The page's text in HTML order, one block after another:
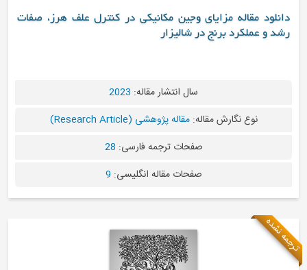
مزایای وجین مکانیکی در کنترل علف هرز، صفات
برنج در شالیزار
سال انتشار مقاله:2023
مقاله:مقاله پژوهشی (Research Article)
صفحات ترجمه فارسی:28
صفحات مقاله انگلیسی:9